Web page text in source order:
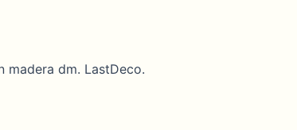
madera dm. LastDeco.